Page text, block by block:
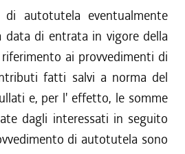
di autotutela eventualmente
di entrata in vigore della
ai provvedimenti di
fatti salvi a norma del
e, per l' effetto, le somme
dagli interessati in seguito
di autotutela sono